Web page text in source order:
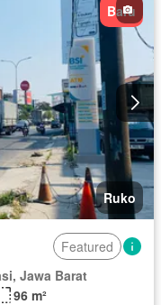
Baru
Ruko
Featured
Jawa Barat
96 m²